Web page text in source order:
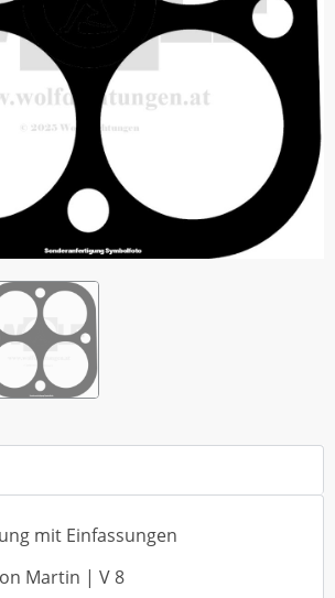
mit Einfassungen
Martin | V 8